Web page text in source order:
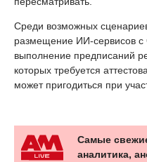
Среди возможных
размещение ИИ-сервисов с
выполнение предписаний
которых требуется
может пригодиться при
Самые
аналитика,